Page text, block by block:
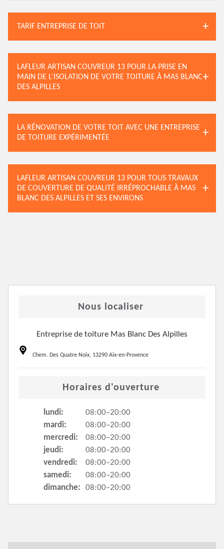
TARIF ENTREPRISE DE TOIT
LAFLEUR ARTISAN COUVREUR 13 POUR LA PRISE EN
MAIN DE L’ISOLATION DE VOTRE TOITURE À MAS BLANC
DES ALPILLES
LA RÉNOVATION DE VOTRE TOIT AVEC UNE ENTREPRISE
DE TOITURE EXPÉRIMENTÉE
LAFLEUR ARTISAN COUVREUR 13 POUR TOUS TRAVAUX
DE COUVERTURE DE QUALITÉ IRRÉPROCHABLE À MAS
BLANC DES ALPILLES ET SES ENVIRONS
Nous localiser
Entreprise de toiture Mas Blanc Des Alpilles
Chem. Des Quatre Noix, 13290 Aix-en-Provence
Horaires d'ouverture
lundi:
08:00–20:00
mardi:
08:00–20:00
mercredi:
08:00–20:00
jeudi:
08:00–20:00
vendredi:
08:00–20:00
samedi:
08:00–20:00
dimanche:
08:00–20:00